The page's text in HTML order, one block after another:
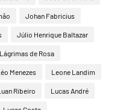
Johan Fabricius
Júlio Henrique Baltazar
Lágrimas de Rosa
Menezes Leone Landim
Ribeiro Lucas André